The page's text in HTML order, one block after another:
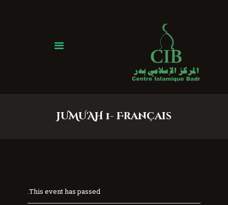
JUMU'AH 1- Français
Centre Islamique Badr
Accueil
À propos
Services
This event has passed.